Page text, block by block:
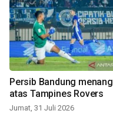
Persib Bandung menang
atas Tampines Rovers
Jumat, 31 Juli 2026